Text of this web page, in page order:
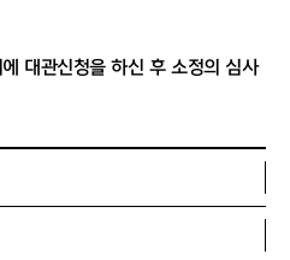
대관신청을 하신 후 소정의 심사